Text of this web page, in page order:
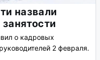
назвали
о кадровых
2 февраля.